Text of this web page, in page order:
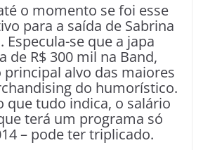
o momento se foi esse
para a saída de Sabrina
Especula-se que a japa
de R$ 300 mil na Band,
principal alvo das maiores
do humorístico.
que tudo indica, o salário
terá um programa só
– pode ter triplicado.